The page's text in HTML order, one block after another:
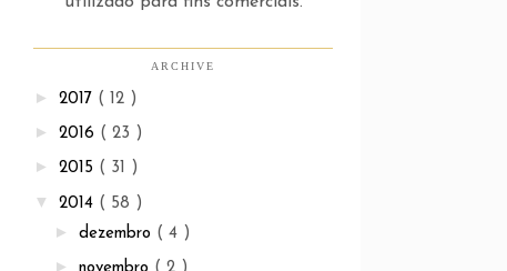
ARCHIVE
► 2017 ( 12 )
► 2016 ( 23 )
► 2015 ( 31 )
▼ 2014 ( 58 )
► dezembro ( 4 )
►